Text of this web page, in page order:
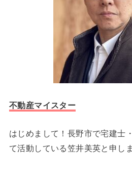
不動産マイスター
はじめまして！長野市で宅建士
て活動している笠井美英と申しま